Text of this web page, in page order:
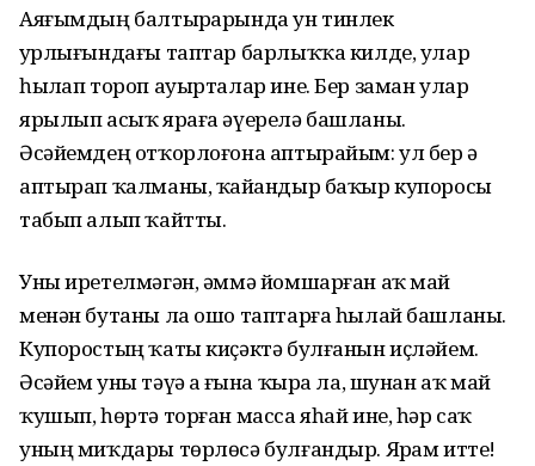
Аяғымдың балтырҙарында ун тинлек
ҙурлығындағы таптар барлыҡҡа килде, улар
һыҙлап тороп ауырталар ине. Бер заман улар
ярылып асыҡ яраға әүерелә башланы.
Әсәйемдең отҡорлоғона аптырайым: ул бер ҙә
аптырап ҡалманы, ҡайҙандыр баҡыр купоросы
табып алып ҡайтты.
Уны иретелмәгән, әммә йомшарған аҡ май
менән бутаны ла ошо таптарға һылай башланы.
Купоростың ҡаты киҫәктә булғанын иҫләйем.
Әсәйем уны тәүҙә аҙ ғына ҡыра ла, шунан аҡ май
ҡушып, һөртә торған масса яһай ине, һәр саҡ
уның миҡдары төрлөсә булғандыр. Ярҙам итте!